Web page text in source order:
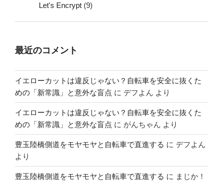
Let's Encrypt (9)
最近のコメント
イエローカットは違反じゃない？自転車を安全に抜くた
めの「新常識」と意外な盲点 に デフよん より
イエローカットは違反じゃない？自転車を安全に抜くた
めの「新常識」と意外な盲点 に がんちゃん より
豊玉陸橋側道をモヤモヤと自転車で直進する に デフよん
より
豊玉陸橋側道をモヤモヤと自転車で直進する に まじか！